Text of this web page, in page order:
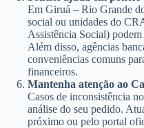
Em Giruá – Rio Grande
social ou unidades do
Assistência Social)
Além disso, agências
conveniências comuns
financeiros.
Mantenha atenção ao
Casos de inconsistência
análise do seu pedido.
próximo ou pelo portal